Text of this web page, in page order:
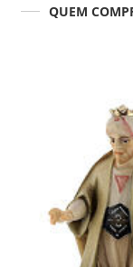
QUEM